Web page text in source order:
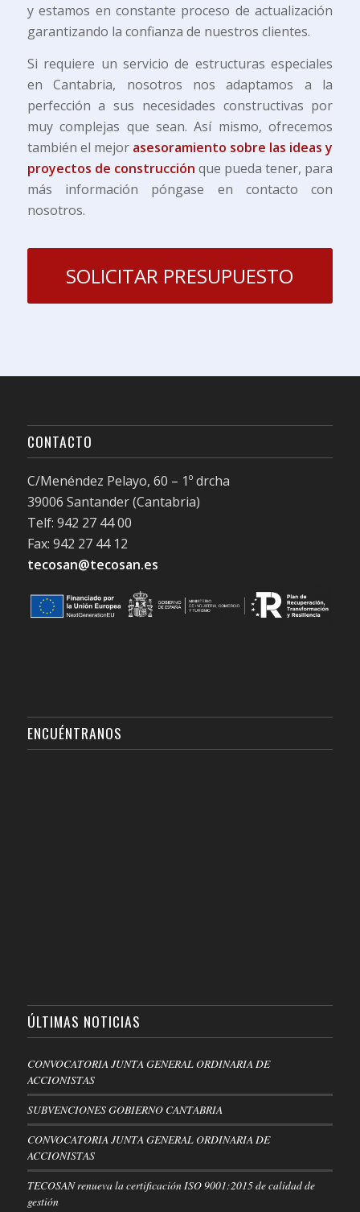
y estamos en constante proceso de actualización
garantizando la confianza de nuestros clientes.
Si requiere un servicio de estructuras especiales
en Cantabria, nosotros nos adaptamos a la
perfección a sus necesidades constructivas por
muy complejas que sean. Así mismo, ofrecemos
también el mejor asesoramiento sobre las ideas y
proyectos de construcción que pueda tener, para
más información póngase en contacto con
nosotros.
SOLICITAR PRESUPUESTO
CONTACTO
C/Menéndez Pelayo, 60 – 1º drcha
39006 Santander (Cantabria)
Telf: 942 27 44 00
Fax: 942 27 44 12
tecosan@tecosan.es
ENCUÉNTRANOS
ÚLTIMAS NOTICIAS
CONVOCATORIA JUNTA GENERAL ORDINARIA DE
ACCIONISTAS
SUBVENCIONES GOBIERNO CANTABRIA
CONVOCATORIA JUNTA GENERAL ORDINARIA DE
ACCIONISTAS
TECOSAN renueva la certificación ISO 9001:2015 de calidad de
gestión